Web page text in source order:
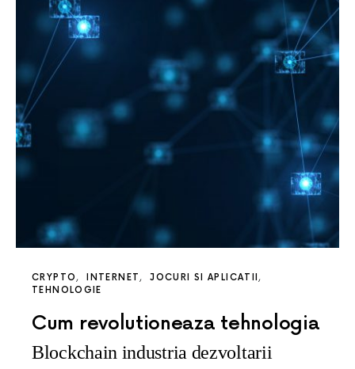
CRYPTO INTERNET
JOCURI SI APLICATII
TEHNOLOGIE
Cum revolutioneaza tehnologia
Blockchain industria dezvoltarii